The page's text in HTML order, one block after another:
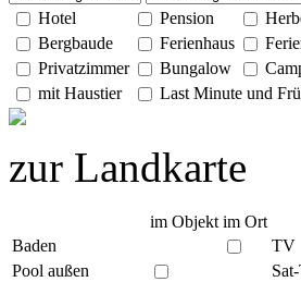
Hotel Pension
Bergbaude
Ferienhaus
Privatzimmer
Bungalow
mit Haustier
Last Minute und
zur Landkarte
im Objekt im Ort
Baden
TV
Pool außen